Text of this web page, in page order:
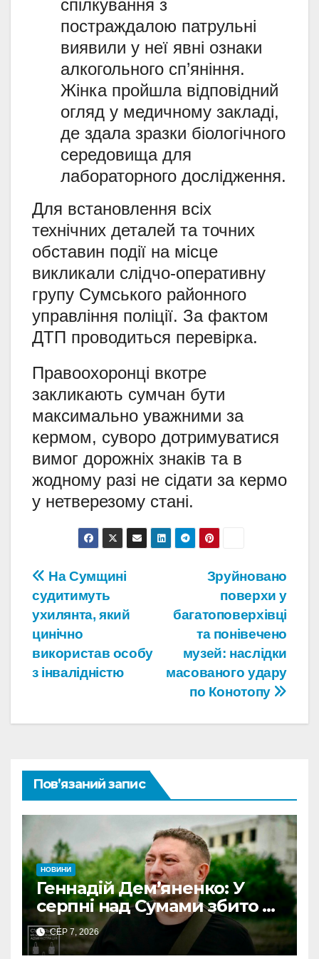
спілкування з
постраждалою патрульні
виявили у неї явні ознаки
алкогольного сп’яніння.
Жінка пройшла відповідний
огляд у медичному закладі,
де здала зразки біологічного
середовища для
лабораторного дослідження.
Для встановлення всіх
технічних деталей та точних
обставин події на місце
викликали слідчо-оперативну
групу Сумського районного
управління поліції. За фактом
ДТП проводиться перевірка.
Правоохоронці вкотре
закликають сумчан бути
максимально уважними за
кермом, суворо дотримуватися
вимог дорожніх знаків та в
жодному разі не сідати за кермо
у нетверезому стані.
Навігація
записів
Зруйновано
поверхи у
багатоповерхівці
та понівечено
музей: наслідки
масованого удару
по Конотопу
На Сумщині
судитимуть
ухилянта, який
цинічно
використав особу
з інвалідністю
Пов’язаний запис
НОВИНИ
Геннадій Дем’яненко: У
серпні над Сумами збито 6
КАБів
СЕР 7, 2026